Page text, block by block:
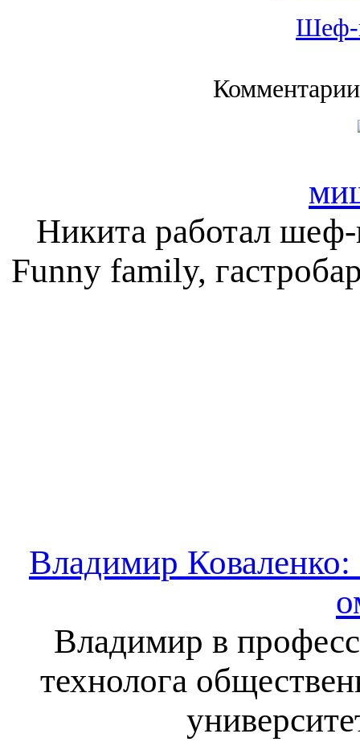
Шеф-
Никита работал
Funny family,
Владимир
Владимир в
технолога